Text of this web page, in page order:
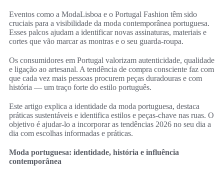
Eventos como a ModaLisboa e o Portugal Fashion têm sido
cruciais para a visibilidade da moda contemporânea portuguesa.
Esses palcos ajudam a identificar novas assinaturas, materiais e
cortes que vão marcar as montras e o seu guarda-roupa.
Os consumidores em Portugal valorizam autenticidade, qualidade
e ligação ao artesanal. A tendência de compra consciente faz com
que cada vez mais pessoas procurem peças duradouras e com
história — um traço forte do estilo português.
Este artigo explica a identidade da moda portuguesa, destaca
práticas sustentáveis e identifica estilos e peças-chave nas ruas. O
objetivo é ajudar‑lo a incorporar as tendências 2026 no seu dia a
dia com escolhas informadas e práticas.
Moda portuguesa: identidade, história e influência
contemporânea